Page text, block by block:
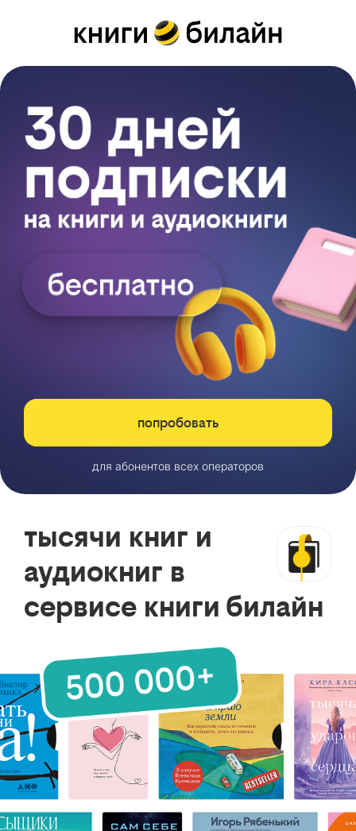
попробовать
для абонентов всех операторов
тысячи книг и
аудиокниг в
сервисе книги билайн